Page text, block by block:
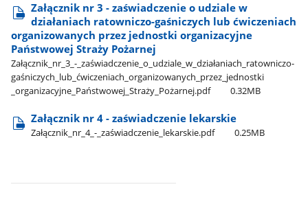
Załącznik nr 3 - zaświadczenie o udziale w
działaniach ratowniczo-gaśniczych lub ćwiczeniach
organizowanych przez jednostki organizacyjne
Państwowej Straży Pożarnej
Załącznik​_nr​_3​_-​_zaświadczenie​_o​_udziale​_w​_działaniach​_ratowniczo-
gaśniczych​_lub​_ćwiczeniach​_organizowanych​_przez​_jednostki​
_organizacyjne​_Państwowej​_Straży​_Pożarnej.pdf
0.32MB
Załącznik nr 4 - zaświadczenie lekarskie
Załącznik​_nr​_4​_-​_zaświadczenie​_lekarskie.pdf 0.25MB